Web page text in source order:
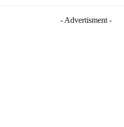
- Advertisment -